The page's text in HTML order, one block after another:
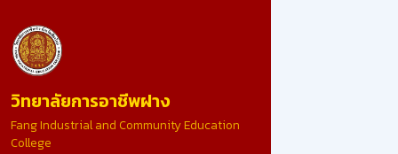
รับคัดเลือก เป็นสถานศึกษารางวัลพระราชทาน ระดับ
อาชีวศึกษา ขนาดใหญ่ ประจำปีการศึกษา 2567 อันทรง
วิทยาลัยการอาชีพฝาง
Fang Industrial and Community Education
College